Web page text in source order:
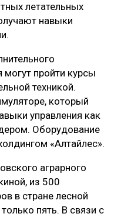
летательных
навыки
пройти курсы
техникой.
который
управления как
Оборудование
«Алтайлес».
аграрного
из 500
в стране лесной
пять. В связи с